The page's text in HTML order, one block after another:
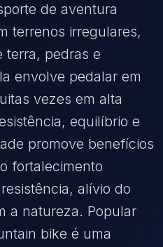
de aventura
terrenos irregulares,
terra, pedras e
envolve pedalar em
vezes em alta
equilíbrio e
promove benefícios
fortalecimento
alívio do
a natureza. Popular
bike é uma